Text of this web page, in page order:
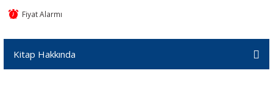
Fiyat Alarmı
Kitap Hakkında